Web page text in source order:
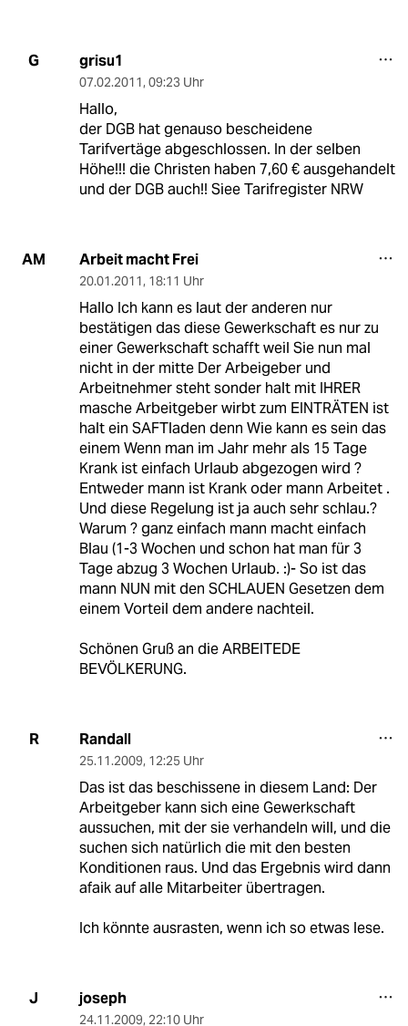
G grisu1
07.02.2011, 09:23 Uhr
Hallo,
der DGB hat genauso bescheidene
Tarifvertäge abgeschlossen. In der selben
Höhe!!! die Christen haben 7,60 € ausgehandelt
und der DGB auch!! Siee Tarifregister NRW
AM Arbeit macht Frei
20.01.2011, 18:11 Uhr
Hallo Ich kann es laut der anderen nur
bestätigen das diese Gewerkschaft es nur zu
einer Gewerkschaft schafft weil Sie nun mal
nicht in der mitte Der Arbeigeber und
Arbeitnehmer steht sonder halt mit IHRER
masche Arbeitgeber wirbt zum EINTRÄTEN ist
halt ein SAFTladen denn Wie kann es sein das
einem Wenn man im Jahr mehr als 15 Tage
Krank ist einfach Urlaub abgezogen wird ?
Entweder mann ist Krank oder mann Arbeitet .
Und diese Regelung ist ja auch sehr schlau.?
Warum ? ganz einfach mann macht einfach
Blau (1-3 Wochen und schon hat man für 3
Tage abzug 3 Wochen Urlaub. :)- So ist das
mann NUN mit den SCHLAUEN Gesetzen dem
einem Vorteil dem andere nachteil.
Schönen Gruß an die ARBEITEDE
BEVÖLKERUNG.
R Randall
25.11.2009, 12:25 Uhr
Das ist das beschissene in diesem Land: Der
Arbeitgeber kann sich eine Gewerkschaft
aussuchen, mit der sie verhandeln will, und die
suchen sich natürlich die mit den besten
Konditionen raus. Und das Ergebnis wird dann
afaik auf alle Mitarbeiter übertragen.
Ich könnte ausrasten, wenn ich so etwas lese.
J joseph
24.11.2009, 22:10 Uhr